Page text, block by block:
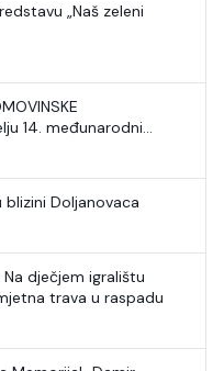
„Naš zeleni
14. međunarodni
Doljanovaca
dječjem igralištu
trava u raspadu